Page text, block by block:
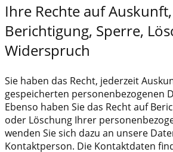
Ihre Rechte auf Auskunft,
Berichtigung, Sperre,
Widerspruch
Sie haben das Recht, jederzeit
gespeicherten personenbezogenen
Ebenso haben Sie das Recht auf
oder Löschung Ihrer
wenden Sie sich dazu an unsere
Kontaktperson. Die Kontaktdaten